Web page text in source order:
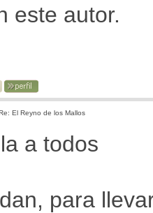
este autor.
El Reyno de los Mallos
a todos
para